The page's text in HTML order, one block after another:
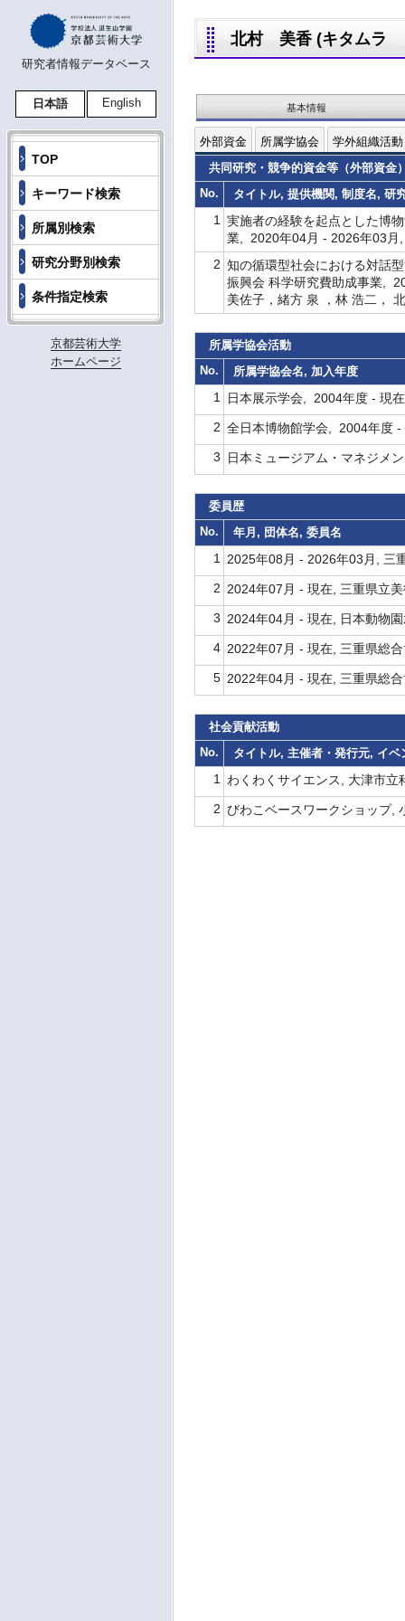
研究者情報データベース
日本語 English
TOP
キーワード検索
所属別検索
研究分野別検索
条件指定検索
京都芸術大学
ホームページ
北村 美香 (キタムラ
基本情報
外部資金 所属学協会
学外組織活動
共同研究・競争的資金等（外部資金
No.
タイトル, 提供機関, 制度名, 研
1
実施者の経験を起点とした博
業, 2020年04月 - 2026年03月
2 知の循環型社会における対話
振興会 科学研究費助成事業,
美佐子，緒方 泉 ，林 浩二，
所属学協会活動
No.
所属学協会名, 加入年度
1
日本展示学会, 2004年度 - 現
2 全日本博物館学会, 2004年度
3
日本ミュージアム・マネジメ
委員歴
No.
年月, 団体名, 委員名
1
2025年08月 - 2026年03月, 三
2 2024年07月 - 現在, 三重県立
3 2024年04月 - 現在, 日本動物
4 2022年07月 - 現在, 三重県総
5 2022年04月 - 現在, 三重県総
社会貢献活動
No.
タイトル, 主催者・発行元, イ
1
わくわくサイエンス, 大津市
2 びわこベースワークショップ,